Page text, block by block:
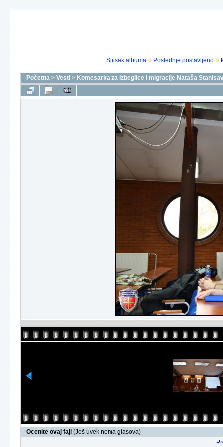
Spisak albuma Poslednje postavljeno
Početna > Vesti > Komesarka za izbeglice i migracije Nataša
Ocenite ovaj fajl (Još uvek nema glasova)